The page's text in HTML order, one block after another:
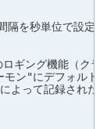
隔を秒単位で設定
ギング機能（クラ
"にデフォルト設
て記録されたデ